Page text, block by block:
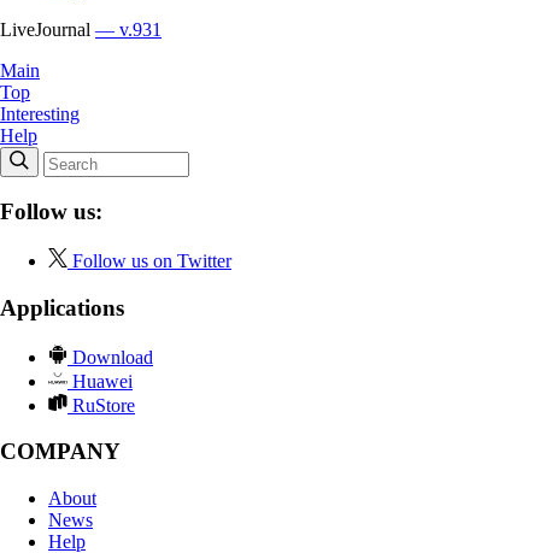
LiveJournal — v.931
Main
Top
Interesting
Help
Follow us:
Follow us on Twitter
Applications
Download
Huawei
RuStore
COMPANY
About
News
Help